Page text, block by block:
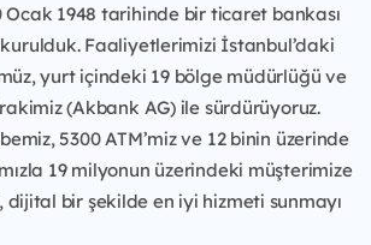
1948 tarihinde bir ticaret bankası
Faaliyetlerimizi İstanbul’daki
yurt içindeki 19 bölge müdürlüğü ve
(Akbank AG) ile sürdürüyoruz.
5300 ATM’miz ve 12 binin üzerinde
19 milyonun üzerindeki müşterimize
bir şekilde en iyi hizmeti sunmayı